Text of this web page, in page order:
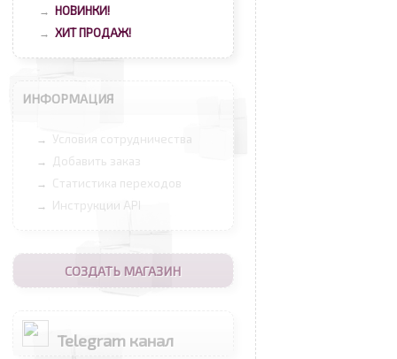
→ НОВИНКИ!
→ ХИТ ПРОДАЖ!
ИНФОРМАЦИЯ
→ Условия сотрудничества
→ Добавить заказ
→ Статистика переходов
→ Инструкции API
СОЗДАТЬ МАГАЗИН
Telegram канал